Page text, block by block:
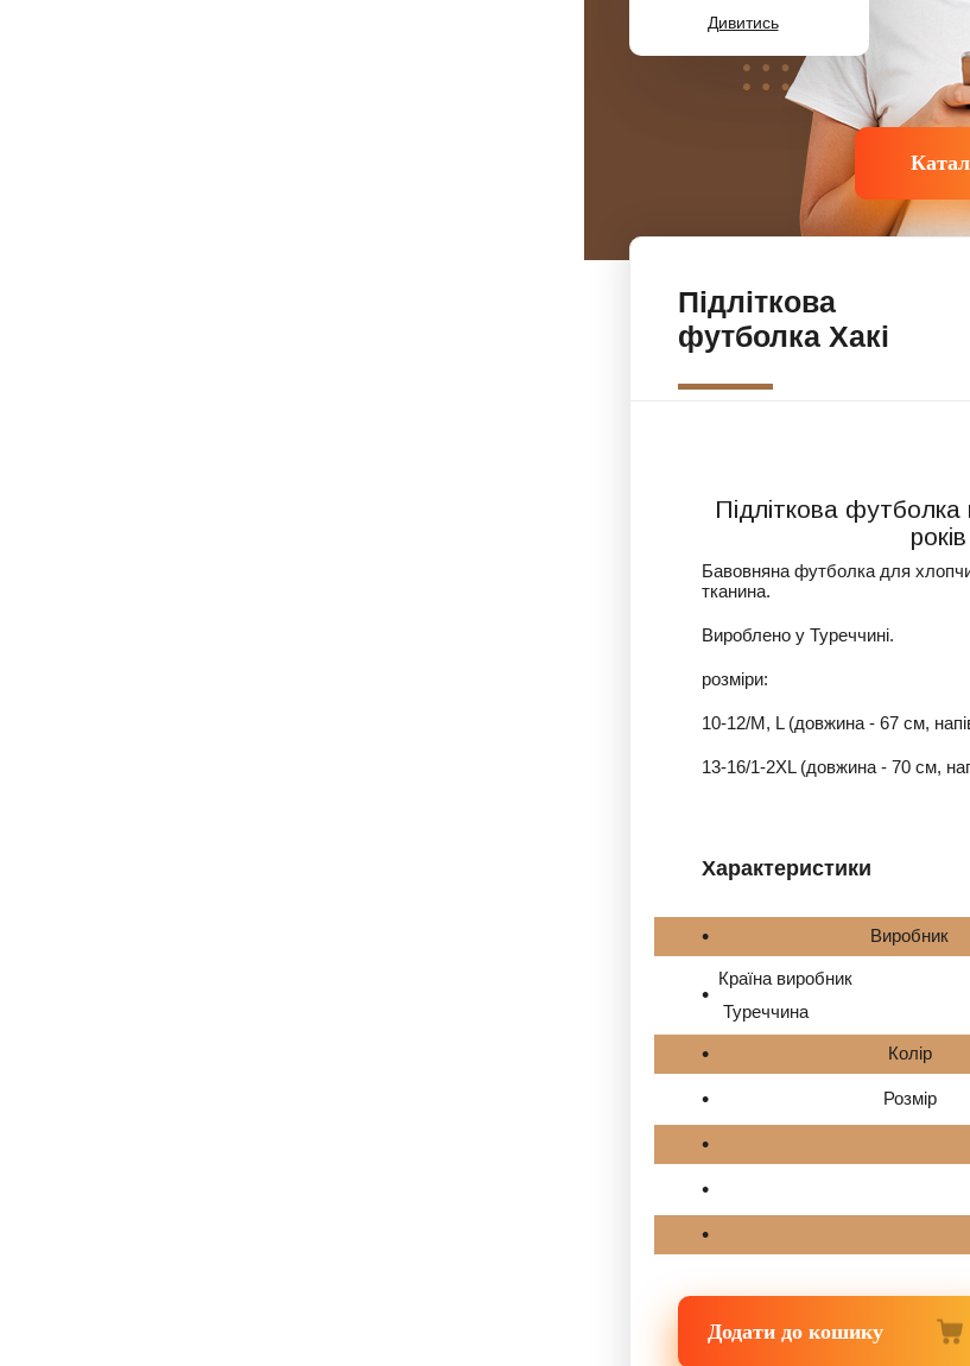
Дивитись
Підліткова
футболка Хакі
Підліткова
Бавовняна футболка для
тканина.
Вироблено у Туреччині.
розміри:
10-12/М, L (довжина - 67 см,
13-16/1-2XL (довжина - 70 см,
Характеристики
Виробник
Країна
Туреччина
Колір
Розмір
Додати до кошику